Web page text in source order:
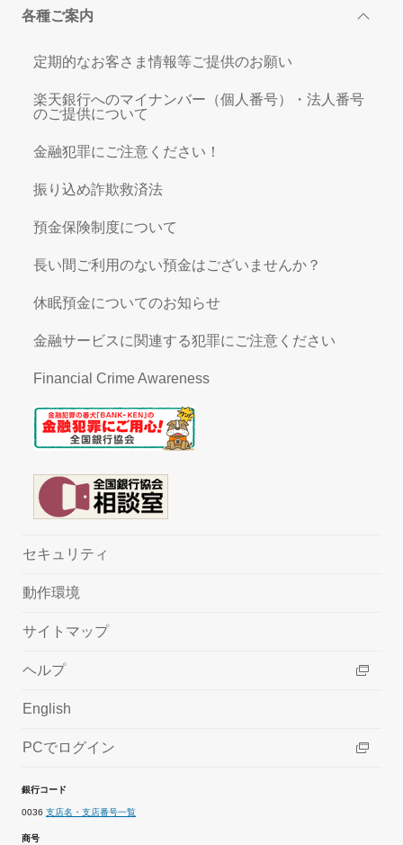
各種ご案内
定期的なお客さま情報等ご提供のお願い
楽天銀行へのマイナンバー（個人番号）・法人番号
のご提供について
金融犯罪にご注意ください！
振り込め詐欺救済法
預金保険制度について
長い間ご利用のない預金はございませんか？
休眠預金についてのお知らせ
金融サービスに関連する犯罪にご注意ください
Financial Crime Awareness
セキュリティ
動作環境
サイトマップ
ヘルプ
English
PCでログイン
銀行コード
0036 支店名・支店番号一覧
商号